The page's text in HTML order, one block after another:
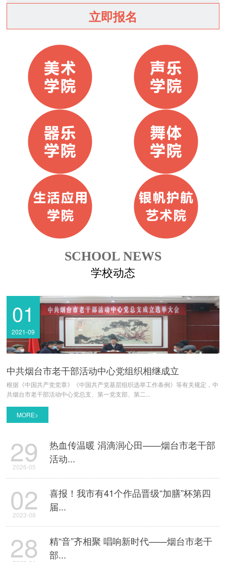
立即报名
SCHOOL NEWS
学校动态
01
2021-09
中共烟台市老干部活动中心党组织相继成立
根据《中国共产党党章》《中国共产党基层组织选举工作条例》等有关规定，中
共烟台市老干部活动中心党总支、第一党支部、第二...
MORE>
29
2026-05
热血传温暖 涓滴润心田——烟台市老干部
活动...
02
2023-08
喜报！我市有41个作品晋级“加膳”杯第四
届...
28
精“音”齐相聚 唱响新时代——烟台市老干
部...